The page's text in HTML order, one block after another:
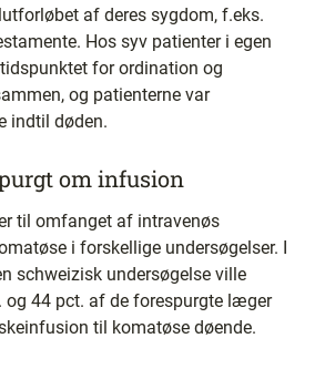
af deres sygdom, f.eks.
Hos syv patienter i egen
for ordination og
og patienterne var
indtil døden.
om infusion
til omfanget af intravenøs
i forskellige undersøgelser. I
schweizisk undersøgelse ville
og 44 pct. af de forespurgte læger
til komatøse døende.